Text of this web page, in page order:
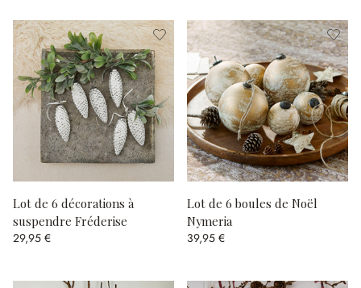
Lot de 6 décorations à
suspendre Fréderise
29,95 €
Lot de 6 boules de Noël
Nymeria
39,95 €